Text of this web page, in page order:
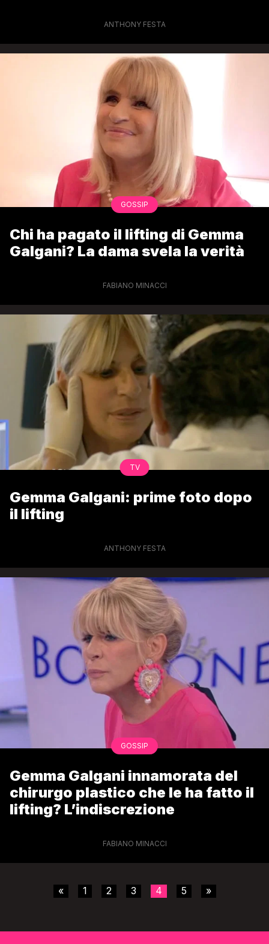
ANTHONY FESTA
GOSSIP
Chi ha pagato il lifting di Gemma
Galgani? La dama svela la verità
FABIANO MINACCI
TV
Gemma Galgani: prime foto dopo
il lifting
ANTHONY FESTA
GOSSIP
Gemma Galgani innamorata del
chirurgo plastico che le ha fatto il
lifting? L’indiscrezione
FABIANO MINACCI
« 1 2 3 4 5 »